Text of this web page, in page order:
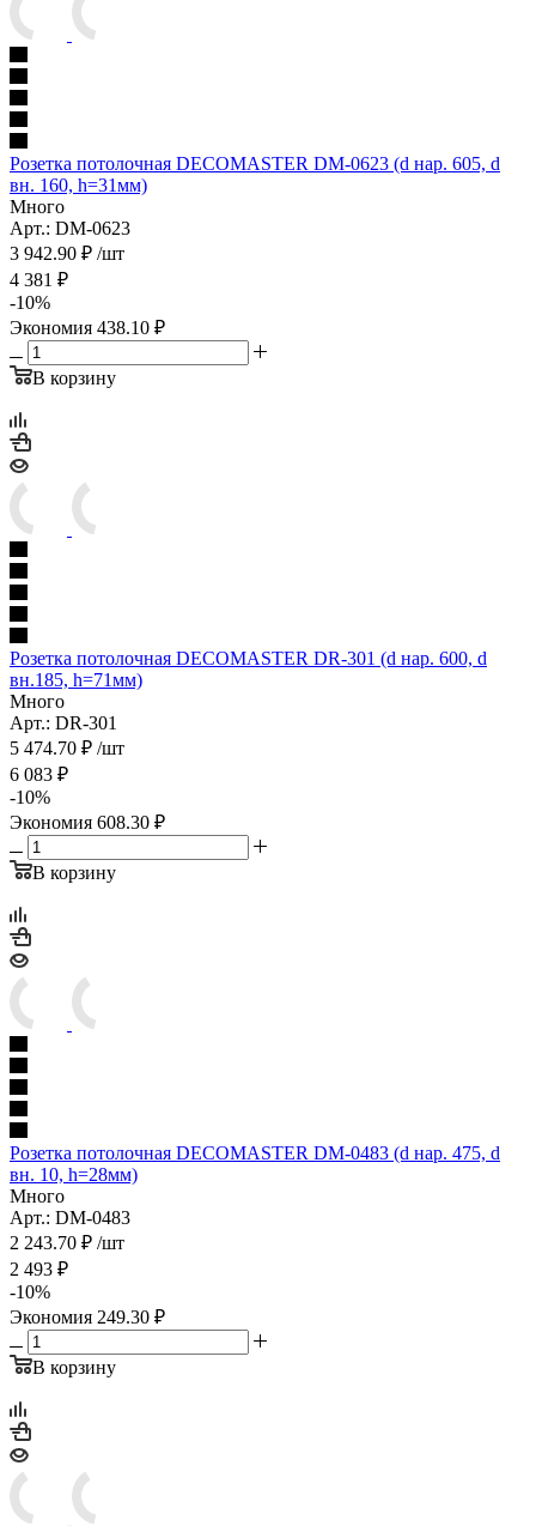
Розетка потолочная DECOMASTER DM-0623 (d нар. 605, d
вн. 160, h=31мм)
Много
Арт.: DM-0623
3 942.90 ₽ /шт
4 381 ₽
-10%
Экономия 438.10 ₽
В корзину
Розетка потолочная DECOMASTER DR-301 (d нар. 600, d
вн.185, h=71мм)
Много
Арт.: DR-301
5 474.70 ₽ /шт
6 083 ₽
-10%
Экономия 608.30 ₽
В корзину
Розетка потолочная DECOMASTER DM-0483 (d нар. 475, d
вн. 10, h=28мм)
Много
Арт.: DM-0483
2 243.70 ₽ /шт
2 493 ₽
-10%
Экономия 249.30 ₽
В корзину